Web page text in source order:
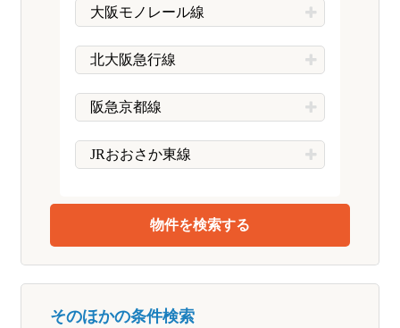
大阪モノレール線
北大阪急行線
阪急京都線
JRおおさか東線
そのほかの条件検索